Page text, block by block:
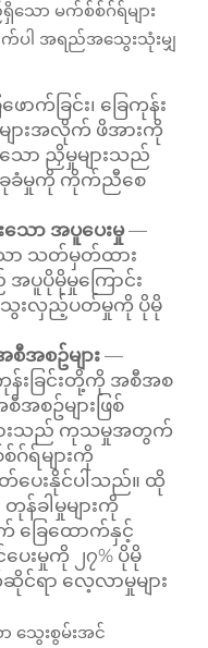
ော မက်စ်စ်ဂ်ရ်များ
ပါ အရည်အသွေးသုံးမျှ
ောက်ခြင်း၊ ခြေကုန်း
များအလိုက် ဖိအားကို
ာ ညှိမှုများသည်
ခုခံမှုကို ကိုက်ညီစေ
ော အပူပေးမှု—
သာ သတ်မှတ်ထား
ပူပိုမိုမှုကြောင်း
သွေးလှည့်ပတ်မှုကို ပိုမို
အစဥ်များ —
းခြင်းတို့ကို အစီအစ
စဥ်များဖြစ်
ားသည် ကုသမှုအတွက်
ရ်များကို
ေးနိုင်ပါသည်။ ထို
န်ခါမှုများကို
ခြေထောက်နှင့်
းမှုကို ၂၇% ပိုမို
င်ရာ လေ့လာမှုများ
သွေးစွမ်းအင်